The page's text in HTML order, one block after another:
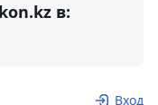
в:
Вход